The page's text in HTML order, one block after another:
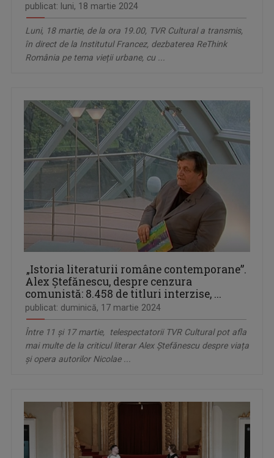
publicat: luni, 18 martie 2024
Luni, 18 martie, de la ora 19.00, TVR Cultural a transmis,
în direct de la Institutul Francez, dezbaterea ReThink
România pe tema vieții urbane, cu ...
„Istoria literaturii române contemporane”.
Alex Ștefănescu, despre cenzura
comunistă: 8.458 de titluri interzise, ...
publicat: duminică, 17 martie 2024
Între 11 și 17 martie, telespectatorii TVR Cultural pot afla
mai multe de la criticul literar Alex Ștefănescu despre viața
și opera autorilor Nicolae ...